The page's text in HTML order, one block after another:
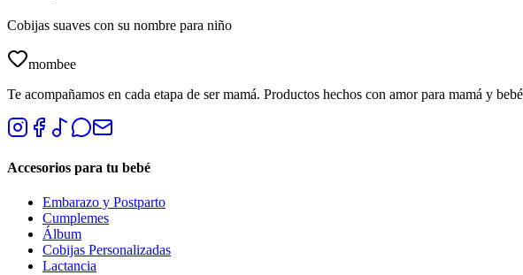
Cobijas suaves con su nombre para niño
mombee
Te acompañamos en cada etapa de ser mamá. Productos hechos con amor para mamá y
Accesorios para tu bebé
Embarazo y Postparto
Cumplemes
Álbum
Cobijas Personalizadas
Lactancia